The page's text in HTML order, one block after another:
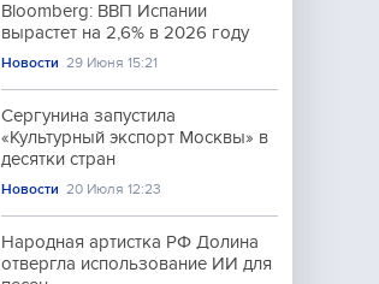
Bloomberg: ВВП Испании
вырастет на 2,6% в 2026 году
Новости 29 Июня 15:21
Сергунина запустила
«Культурный экспорт Москвы» в
десятки стран
Новости 20 Июля 12:23
Народная артистка РФ Долина
отвергла использование ИИ для